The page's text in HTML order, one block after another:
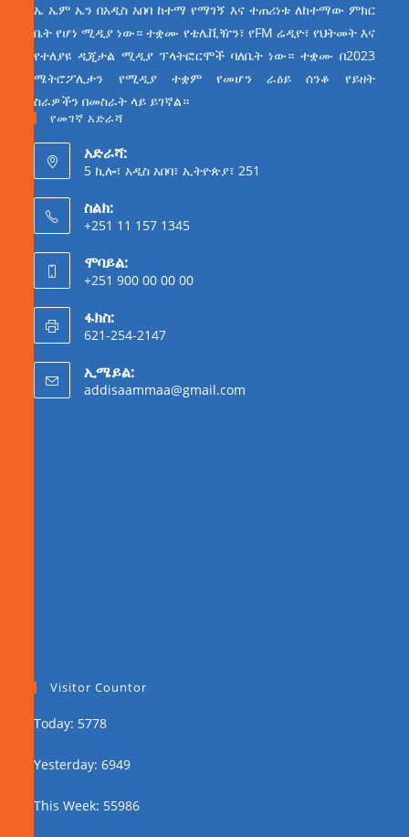
ኤ ኤም ኤን በአዲስ አበባ ከተማ የማገኝ እና ተጠሪነቱ ለከተማው ምክር
ቤት የሆነ ሚዲያ ነው። ተቋሙ የቴሌቪዥን፣ የFM ሬዲዮ፣ የህትመት እና
የተለያዩ ዲጂታል ሚዲያ ፕላትፎርሞች ባለቤት ነው። ተቋሙ በ2023
ሜትሮፖሊታን የሚዲያ ተቋም የመሆን ራዕይ ሰንቆ የይዘት
ስራዎችን በመስራት ላይ ይገኛል።
የመገኛ አድራሻ
አድራሻ:
5 ኪሎ፣ አዲስ አበባ፣ ኢትዮጵያ፣ 251
ስልክ:
+251 11 157 1345
ሞባይል:
+251 900 00 00 00
ፋክስ:
621-254-2147
ኢሜይል:
addisaammaa@gmail.com
Visitor Countor
Today: 5778
Yesterday: 6949
This Week: 55986